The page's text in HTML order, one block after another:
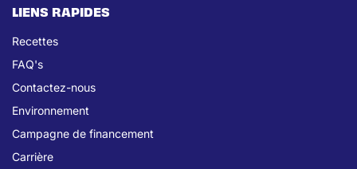
LIENS RAPIDES
Recettes
FAQ's
Contactez-nous
Environnement
Campagne de financement
Carrière